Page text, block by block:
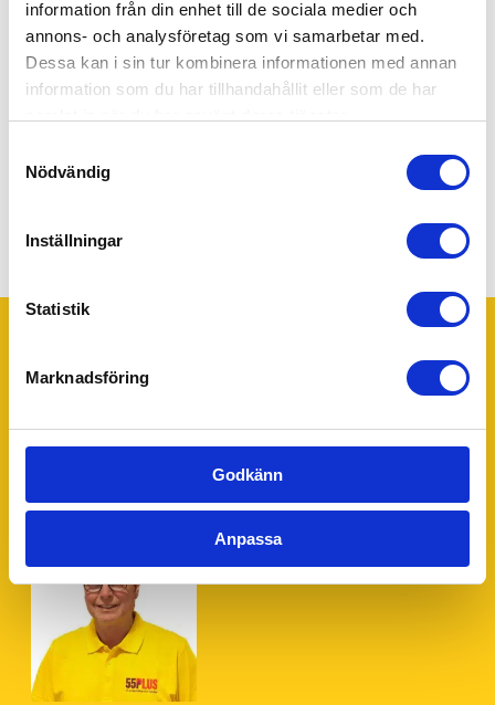
information från din enhet till de sociala medier och
annons- och analysföretag som vi samarbetar med.
Dessa kan i sin tur kombinera informationen med annan
information som du har tillhandahållit eller som de har
Nödvändig
Inställningar
Statistik
Marknadsföring
Godkänn
Anpassa
Genom att gå vidare accepterar du vårintegritets- och
webbplatspolicy .
Ja! Skicka min förfrågan.
Ditt 55Plus lokalkontor - Tibro
55Plus Tibro drivs av Jan Sundberg. Har du några frågor
hjälp.